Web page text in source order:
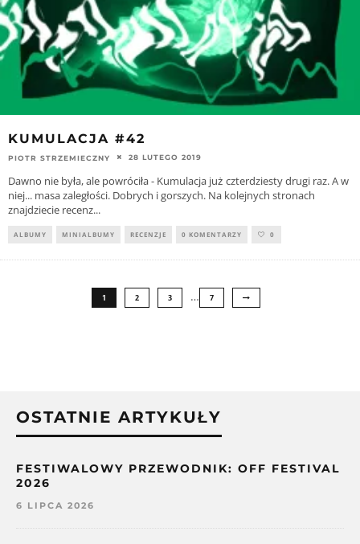
KUMULACJA #42
PIOTR STRZEMIECZNY 28 LUTEGO 2019
Dawno nie była, ale powróciła - Kumulacja już czterdziesty drugi raz. A w
niej... masa zaległości. Dobrych i gorszych. Na kolejnych stronach
znajdziecie recenz...
ALBUMY MINIALBUMY RECENZJE 0 KOMENTARZY 0
1 2 3 … 7
OSTATNIE ARTYKUŁY
FESTIWALOWY PRZEWODNIK: OFF FESTIVAL
2026
6 LIPCA 2026